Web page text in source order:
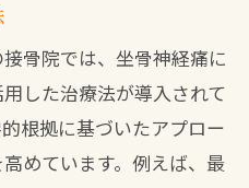
骨院では、坐骨神経痛に
した治療法が導入されて
根拠に基づいたアプロー
めています。例えば、最